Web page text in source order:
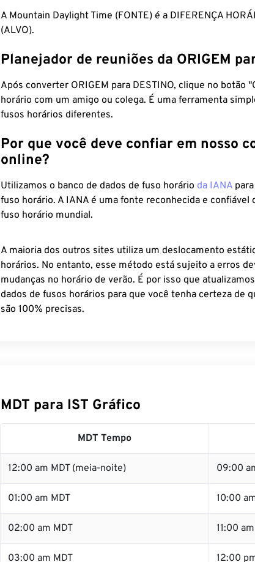
A Mountain Daylight Time (FONTE) é a DIFERENÇA
(ALVO).
Planejador de reuniões da ORIGEM
Após converter ORIGEM para DESTINO, clique no botão
horário com um amigo ou colega. É uma ferramenta
fusos horários diferentes.
Por que você deve confiar em nosso
online?
Utilizamos o banco de dados de fuso horário da IANA
fuso horário. A IANA é uma fonte reconhecida e confiável
fuso horário mundial.
A maioria dos outros sites utiliza um deslocamento
horários. No entanto, esse método está sujeito a erros
mudanças no horário de verão. É por isso que
dados de fusos horários para que você tenha certeza de
são 100% precisas.
MDT para IST Gráfico
MDT Tempo
12:00 am MDT (meia-noite) 09:00
01:00 am MDT 10:00
02:00 am MDT 11:00
03:00 am MDT 12:00